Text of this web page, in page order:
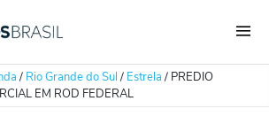
/ Rio Grande do Sul/ Estrela/ PREDIO
EM ROD FEDERAL